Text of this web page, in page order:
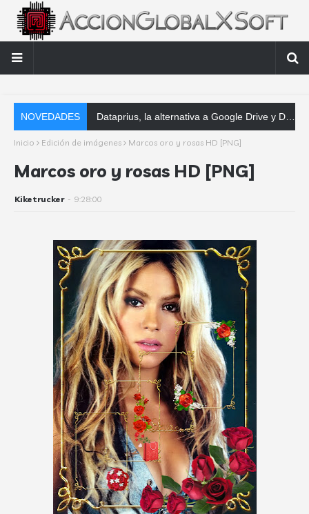
NOVEDADES Software
Inicio Edición de imágenes Marcos oro y rosas HD [PNG]
Marcos oro y rosas HD [PNG]
Kiketrucker - 9:28:00